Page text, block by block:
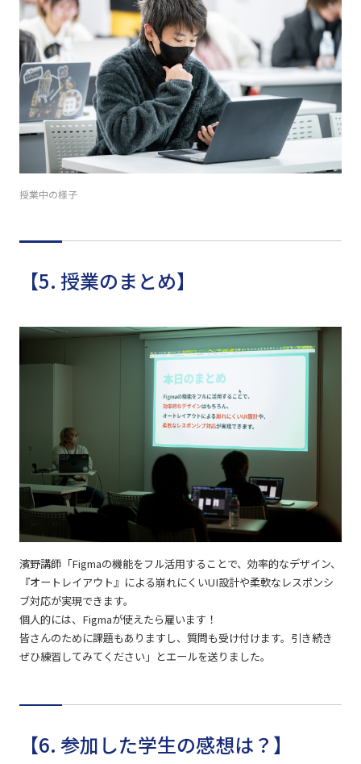
授業中の様子
【5. 授業のまとめ】
濱野講師「Figmaの機能をフル活用することで、効率的なデザイン、
『オートレイアウト』による崩れにくいUI設計や柔軟なレスポンシ
ブ対応が実現できます。
個人的には、Figmaが使えたら雇います！
皆さんのために課題もありますし、質問も受け付けます。引き続き
ぜひ練習してみてください」とエールを送りました。
【6. 参加した学生の感想は？】